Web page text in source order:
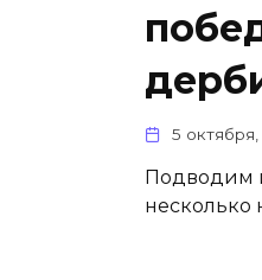
5
Подводим
несколько